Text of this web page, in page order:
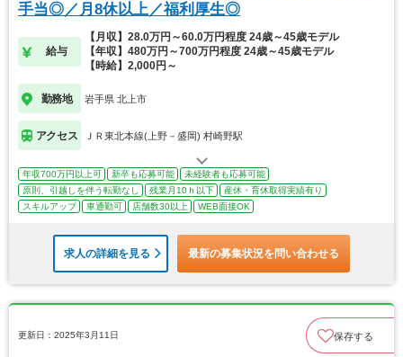
手当◎／月8休以上／福利厚生◎
給与
【月収】28.0万円～60.0万円程度 24歳～45歳モデル
【年収】480万円～700万円程度 24歳～45歳モデル
【時給】2,000円～
勤務地 岩手県 北上市
アクセス ＪＲ東北本線(上野－盛岡) 村崎野駅
年収700万円以上可 新卒も応募可能
未経験者も応募可能
原則、引越しを伴う転勤なし
残業月10ｈ以下
産休・育休取得実績有り
スキルアップ
車通勤可 店舗数30以上 WEB面接OK
求人の詳細を見る 最新の募集状況を問い合わせる
更新日：2025年3月11日 保存する